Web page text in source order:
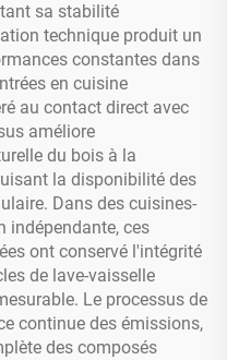
sa stabilité
technique produit un
constantes dans
en cuisine
au contact direct avec
améliore
du bois à la
la disponibilité des
Dans des cuisines-
indépendante, ces
ont conservé l'intégrité
de lave-vaisselle
Le processus de
continue des émissions,
des composés